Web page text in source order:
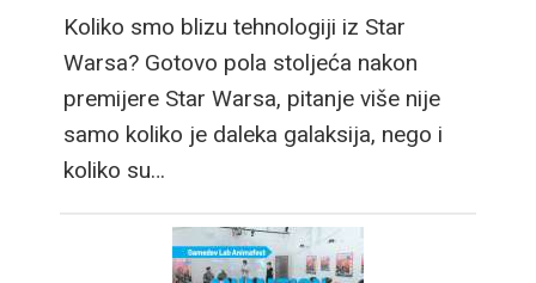
Koliko smo blizu tehnologiji iz Star
Warsa? Gotovo pola stoljeća nakon
premijere Star Warsa, pitanje više nije
samo koliko je daleka galaksija, nego i
koliko su…